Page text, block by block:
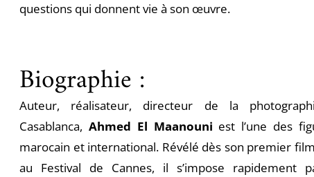
questions qui donnent vie à son œuvre.
Biographie :
Auteur, réalisateur, directeur de la
Casablanca, Ahmed El Maanouni est l’une des
marocain et international. Révélé dès son premier
au Festival de Cannes, il s’impose rapidement